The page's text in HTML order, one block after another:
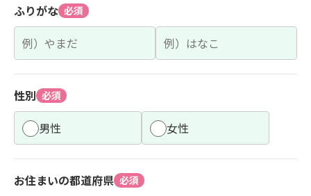
ふりがな 必須
性別 必須
男性 女性
お住まいの都道府県 必須